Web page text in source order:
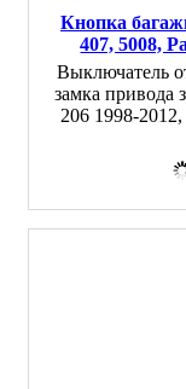
Кнопка
407, 5008,
Выключатель
замка привода
206 1998-